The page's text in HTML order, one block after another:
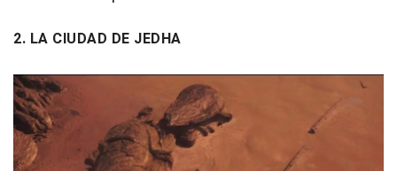
2. LA CIUDAD DE JEDHA